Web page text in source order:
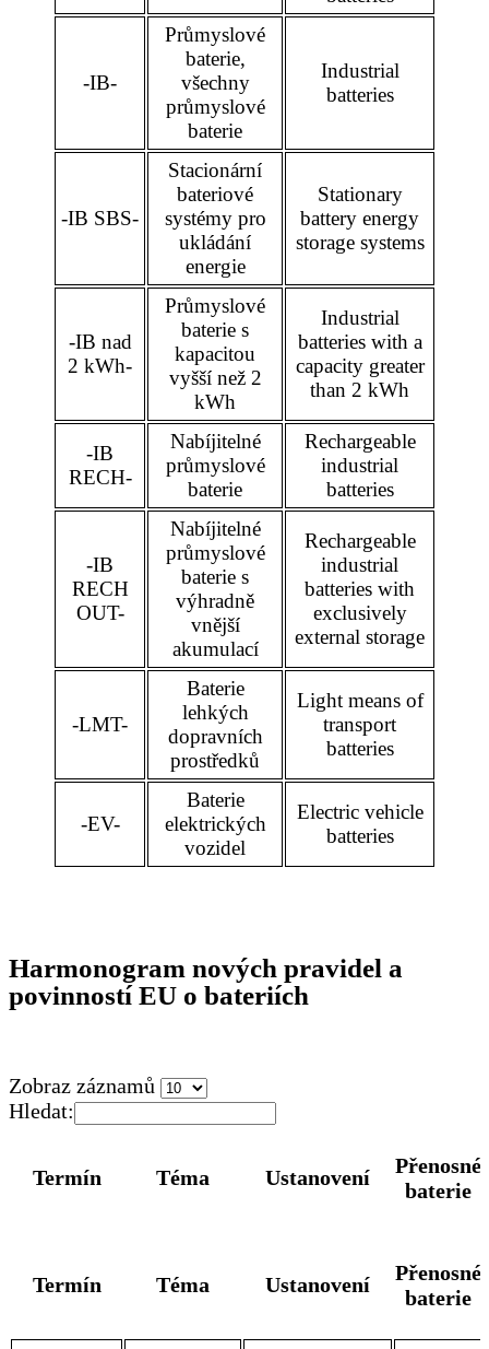
-IB-
Průmyslové
baterie,
všechny
průmyslové
baterie
Industrial
batteries
-IB SBS-
Stacionární
bateriové
systémy pro
ukládání
energie
Stationary
battery energy
storage systems
-IB nad
2 kWh-
Průmyslové
baterie s
kapacitou
vyšší než 2
kWh
Industrial
batteries with a
capacity greater
than 2 kWh
-IB
RECH-
Nabíjitelné
průmyslové
baterie
Rechargeable
industrial
batteries
-IB
RECH
OUT-
Nabíjitelné
průmyslové
baterie s
výhradně
vnější
akumulací
Rechargeable
industrial
batteries with
exclusively
external storage
-LMT-
Baterie
lehkých
dopravních
prostředků
Light means of
transport
batteries
-EV-
Baterie
elektrických
vozidel
Electric vehicle
batteries
Harmonogram nových pravidel a
povinností EU o bateriích
Zobraz záznamů
Hledat:
Termín Téma Ustanovení
Přenosné
baterie
Termín Téma Ustanovení
Přenosné
baterie